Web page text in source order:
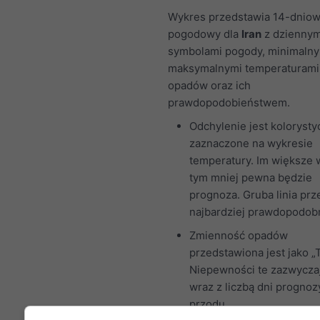
Wykres przedstawia 14-
pogodowy dla Iran z
symbolami pogody,
maksymalnymi
opadów oraz ich
prawdopodobieństwem.
Odchylenie jest
zaznaczone na wykresie
temperatury. Im większe
tym mniej pewna będzie
prognoza. Gruba linia
najbardziej
Zmienność opadów
przedstawiona jest jako
Niepewności te
wraz z liczbą dni
przodu.